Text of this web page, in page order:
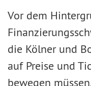
Vor dem
die Kölner und
auf Preise und
bewegen